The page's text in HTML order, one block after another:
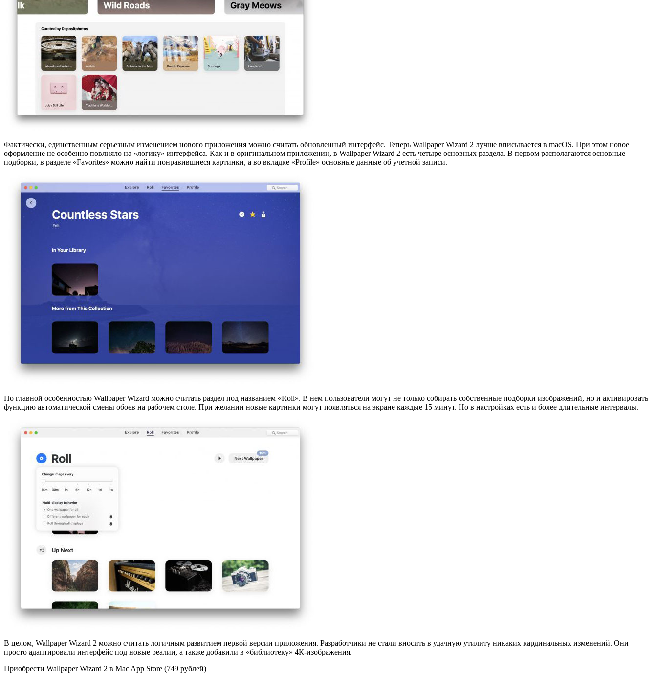
Фактически, единственным серьезным изменением нового приложения можно считать обновленный интерфейс. Теперь Wallpaper Wizard 2 лучше вписывается в macOS. При этом новое
оформление не особенно повлияло на «логику» интерфейса. Как и в оригинальном приложении, в Wallpaper Wizard 2 есть четыре основных раздела. В первом располагаются основные
подборки, в разделе «Favorites» можно найти понравившиеся картинки, а во вкладке «Profile» основные данные об учетной записи.
Но главной особенностью Wallpaper Wizard можно считать раздел под названием «Roll». В нем пользователи могут не только собирать собственные подборки изображений, но и активировать
функцию автоматической смены обоев на рабочем столе. При желании новые картинки могут появляться на экране каждые 15 минут. Но в настройках есть и более длительные интервалы.
В целом, Wallpaper Wizard 2 можно считать логичным развитием первой версии приложения. Разработчики не стали вносить в удачную утилиту никаких кардинальных изменений. Они
просто адаптировали интерфейс под новые реалии, а также добавили в «библиотеку» 4К-изображения.
Приобрести Wallpaper Wizard 2 в Mac App Store (749 рублей)